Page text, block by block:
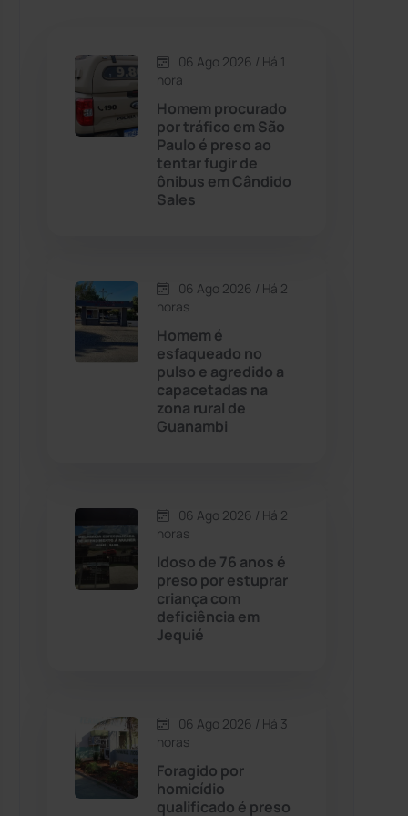
Caetité (1504)
Candiba (157)
Cândido Sales
Caturama
Chapada Diamantina
Cordeiros
Dom Basílio (391)
Esportes
(24)
06 Ago 2026 / Há 1
hora
Homem procurado
por tráfico em São
Paulo é preso ao
tentar fugir de
ônibus em Cândido
Sales
06 Ago 2026 / Há 2
horas
Homem é
esfaqueado no
pulso e agredido a
capacetadas na
zona rural de
Guanambi
06 Ago 2026 / Há 2
horas
Idoso de 76 anos é
preso por estuprar
criança com
deficiência em
Jequié
06 Ago 2026 / Há 3
horas
Foragido por
homicídio
qualificado é preso